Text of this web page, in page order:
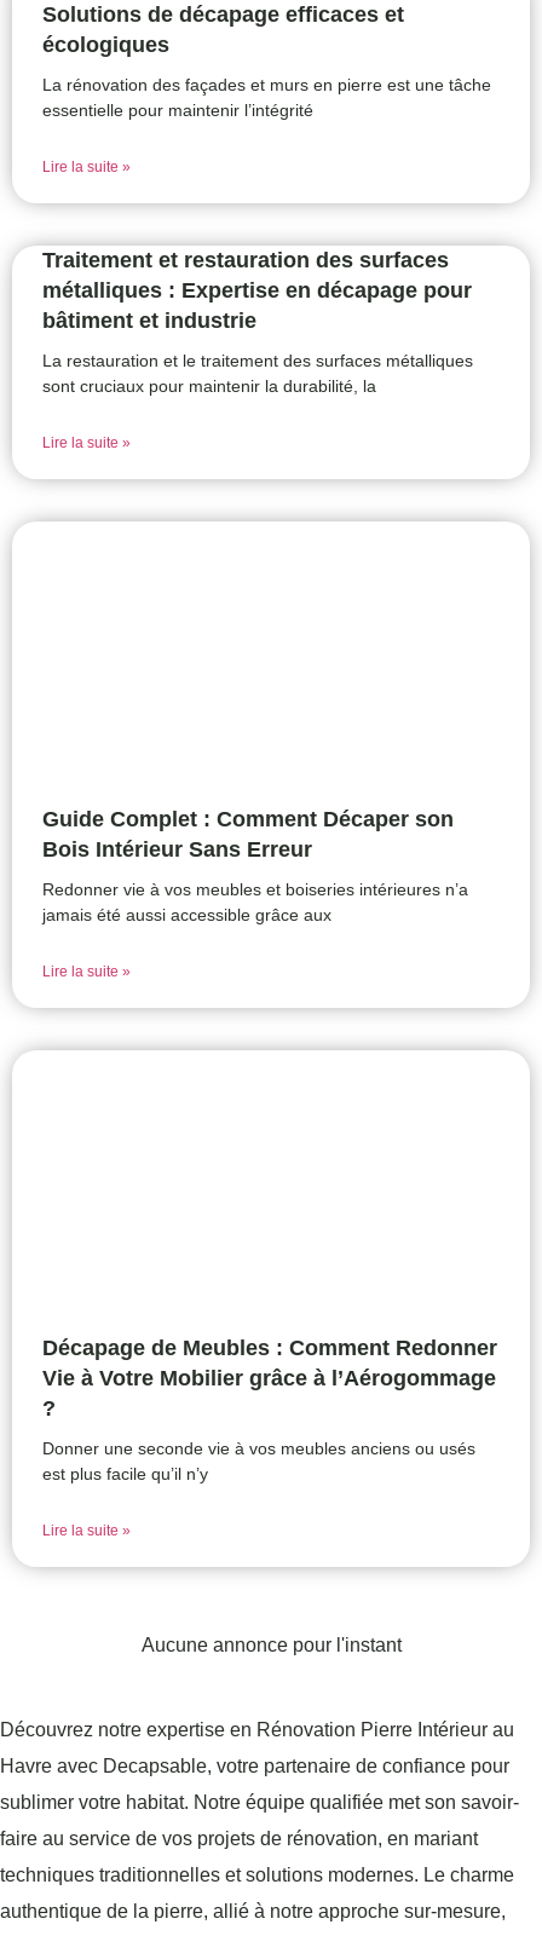
Solutions de décapage efficaces et
écologiques
La rénovation des façades et murs en pierre est une tâche
essentielle pour maintenir l’intégrité
Lire la suite »
Traitement et restauration des surfaces
métalliques : Expertise en décapage pour
bâtiment et industrie
La restauration et le traitement des surfaces métalliques
sont cruciaux pour maintenir la durabilité, la
Lire la suite »
Guide Complet : Comment Décaper son
Bois Intérieur Sans Erreur
Redonner vie à vos meubles et boiseries intérieures n’a
jamais été aussi accessible grâce aux
Lire la suite »
Décapage de Meubles : Comment Redonner
Vie à Votre Mobilier grâce à l’Aérogommage
?
Donner une seconde vie à vos meubles anciens ou usés
est plus facile qu’il n’y
Lire la suite »
Aucune annonce pour l'instant
Découvrez notre expertise en Rénovation Pierre Intérieur au
Havre avec Decapsable, votre partenaire de confiance pour
sublimer votre habitat. Notre équipe qualifiée met son savoir-
faire au service de vos projets de rénovation, en mariant
techniques traditionnelles et solutions modernes. Le charme
authentique de la pierre, allié à notre approche sur-mesure,